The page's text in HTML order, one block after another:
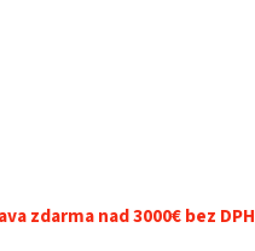
zdarma nad 3000€ bez DPH